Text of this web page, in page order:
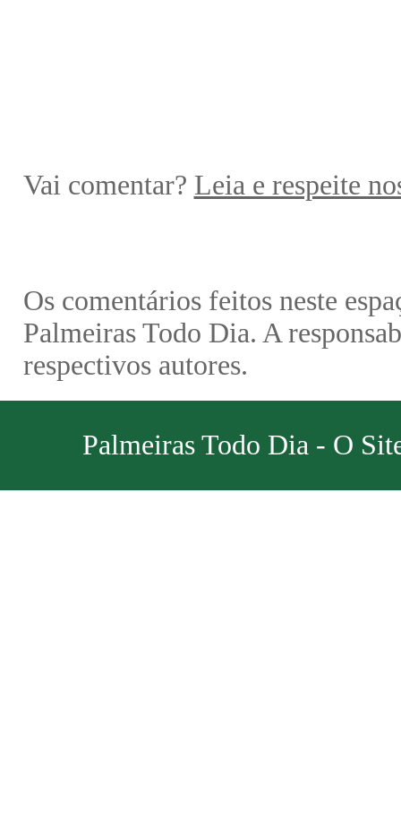
Vai comentar? Leia e respeite
Os comentários feitos neste
Palmeiras Todo Dia. A
respectivos autores.
Palmeiras Todo Dia - O